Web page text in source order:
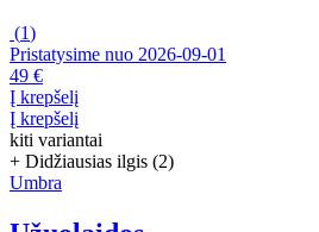
(1)
Pristatysime nuo 2026‑09‑01
49 €
Į krepšelį
Į krepšelį
kiti variantai
+ Didžiausias ilgis (2)
Umbra